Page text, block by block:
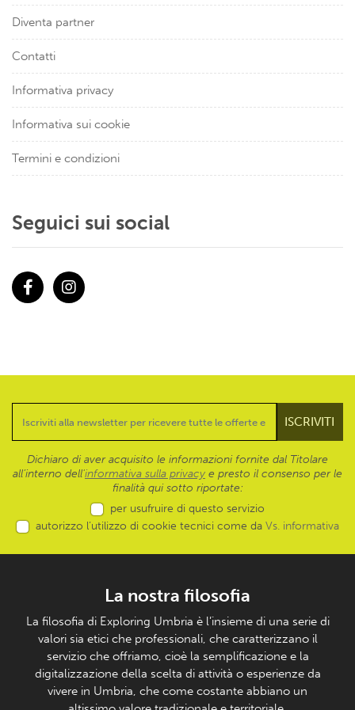
Diventa partner
Contatti
Informativa privacy
Informativa sui cookie
Termini e condizioni
Seguici sui social
Dichiaro di aver acquisito le informazioni fornite dal Titolare
all’interno dell'informativa sulla privacy e presto il consenso per le
finalità qui sotto riportate:
per usufruire di questo servizio
autorizzo l’utilizzo di cookie tecnici come da Vs. informativa
La nostra filosofia
La filosofia di Exploring Umbria è l’insieme di una serie di
valori sia etici che professionali, che caratterizzano il
servizio che offriamo, cioè la semplificazione e la
digitalizzazione della scelta di attività o esperienze da
vivere in Umbria, che come costante abbiano un